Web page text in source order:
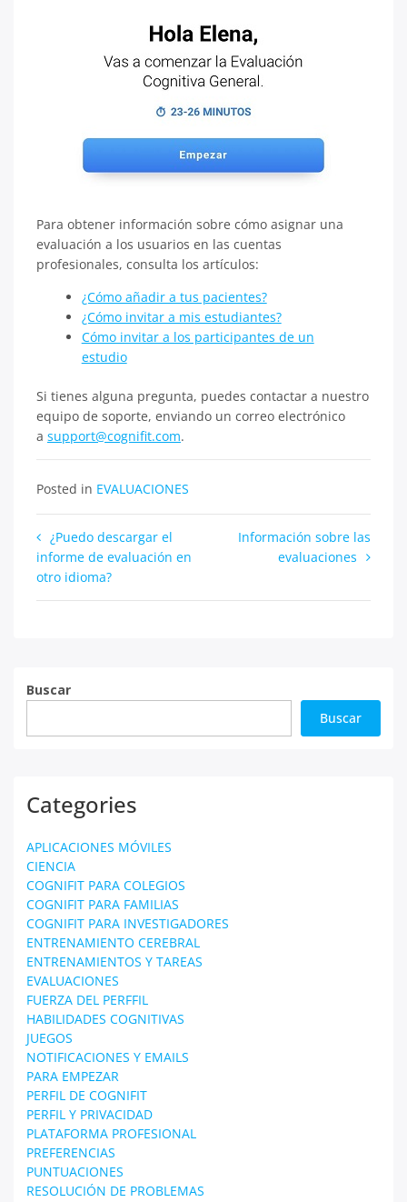
Para obtener información sobre cómo asignar una
evaluación a los usuarios en las cuentas
profesionales, consulta los artículos:
¿Cómo añadir a tus pacientes?
¿Cómo invitar a mis estudiantes?
Cómo invitar a los participantes de un
estudio​​​
Si tienes alguna pregunta, puedes contactar a nuestro
equipo de soporte, enviando un correo electrónico
a support@cognifit.com.
Posted in EVALUACIONES
Navegación
de
entradas
¿Puedo descargar el
informe de evaluación en
otro idioma?
Información sobre las
evaluaciones
Buscar
Buscar
Categories
APLICACIONES MÓVILES
CIENCIA
COGNIFIT PARA COLEGIOS
COGNIFIT PARA FAMILIAS
COGNIFIT PARA INVESTIGADORES
ENTRENAMIENTO CEREBRAL
ENTRENAMIENTOS Y TAREAS
EVALUACIONES
FUERZA DEL PERFFIL
HABILIDADES COGNITIVAS
JUEGOS
NOTIFICACIONES Y EMAILS
PARA EMPEZAR
PERFIL DE COGNIFIT
PERFIL Y PRIVACIDAD
PLATAFORMA PROFESIONAL
PREFERENCIAS
PUNTUACIONES
RESOLUCIÓN DE PROBLEMAS